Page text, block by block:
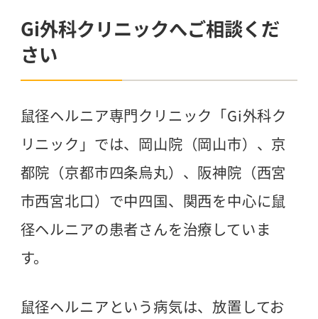
Gi外科クリニックへご相談くだ
さい
鼠径ヘルニア専門クリニック「Gi外科ク
リニック」では、岡山院（岡山市）、京
都院（京都市四条烏丸）、阪神院（西宮
市西宮北口）で中四国、関西を中心に鼠
径ヘルニアの患者さんを治療していま
す。
鼠径ヘルニアという病気は、放置してお